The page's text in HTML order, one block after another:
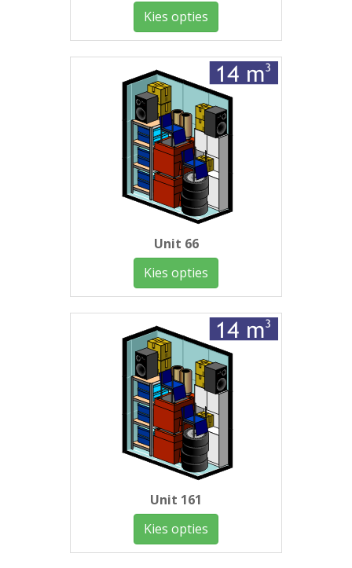
Kies opties
Unit 66
Kies opties
Unit 161
Kies opties